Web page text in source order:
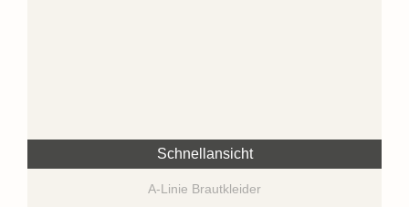
Schnellansicht
A-Linie Brautkleider